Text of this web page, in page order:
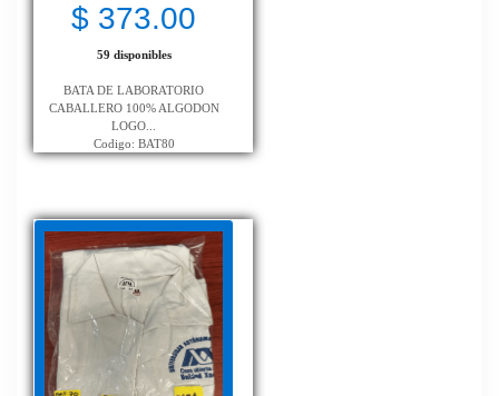
$ 373.00
59 disponibles
BATA DE LABORATORIO
CABALLERO 100% ALGODON
LOGO...
Codigo: BAT80